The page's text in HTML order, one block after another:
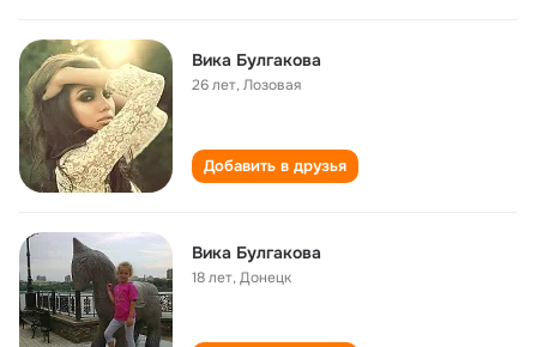
Вика Булгакова
26 лет,Лозовая
Добавить в друзья
Вика Булгакова
18 лет,Донецк